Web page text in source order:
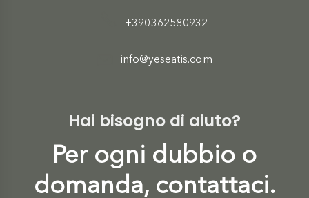
+390362580932
info@yeseatis.com
Hai bisogno di aiuto?
Per ogni dubbio o
domanda, contattaci.